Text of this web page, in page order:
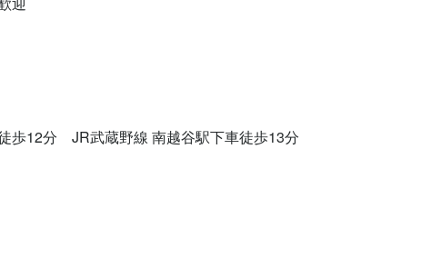
歩12分　JR武蔵野線 南越谷駅下車徒歩13分